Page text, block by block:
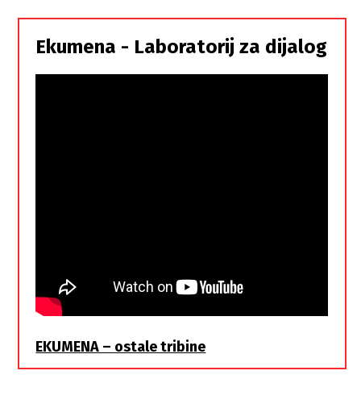
Srbi,
istorodna
braća
Ekumena - Laboratorij za dijalog
EKUMENA – ostale tribine